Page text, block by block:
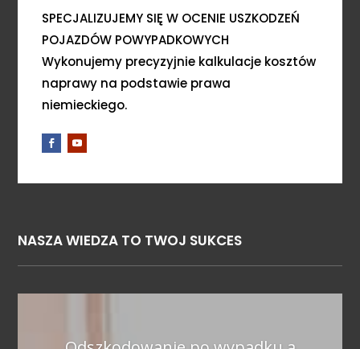
SPECJALIZUJEMY SIĘ W OCENIE USZKODZEŃ
POJAZDÓW POWYPADKOWYCH
Wykonujemy precyzyjnie kalkulacje kosztów
naprawy na podstawie prawa
niemieckiego.
NASZA WIEDZA TO TWOJ SUKCES